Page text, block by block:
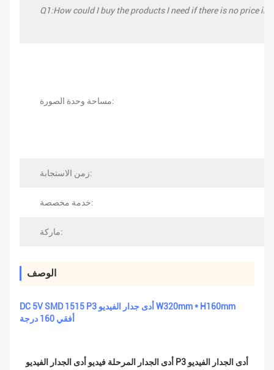
Q1:How could I buy the products I need if there is no price in
مساحة وحدة الصورة:
زمن الاستجابة:
خدمة مخصصة:
ماركة:
الوصف
DC 5V SMD 1515 P3 أدى جدار الفيديو W320mm * H160mm
أفقي 160 درجة
أدى الجدار المرحلة فيديو أدى الجدار الفيديو P3 أدى الجدار الفيديو